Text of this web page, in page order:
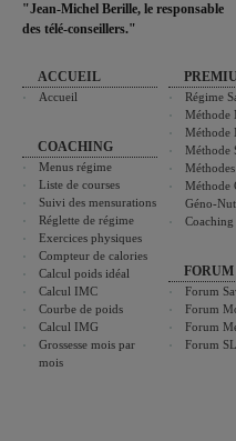
"Jean-Michel Berille, le responsable
des télé-conseillers."
ACCUEIL
Accueil
COACHING
Menus régime
Liste de courses
Suivi des mensurations
Réglette de régime
Exercices physiques
Compteur de calories
Calcul poids idéal
Calcul IMC
Courbe de poids
Calcul IMG
Grossesse mois par
mois
Régime
Méthode
Méthode
Méthode
Méthode
Géno-
Coaching
Forum
Forum
Forum
Forum